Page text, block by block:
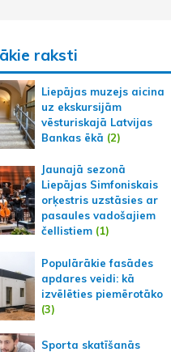
raksti
Liepājas muzejs aicina
uz ekskursijām
vēsturiskajā Latvijas
Bankas ēkā (2)
Jaunajā sezonā
Liepājas Simfoniskais
orķestris uzstāsies ar
pasaules vadošajiem
čellistiem(1)
Populārākie fasādes
apdares veidi: kā
izvēlēties piemērotāko
(3)
Sporta skatīšanās